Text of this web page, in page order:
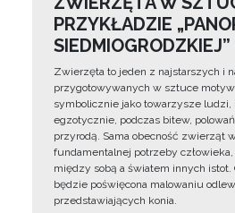
PRZYKŁADZIE
Zwierzęta to jeden z najstarszych i
przygotowywanych w sztuce
symbolicznie jako towarzysze ludzi,
egzotycznie, podczas bitew,
przyrodą. Sama obecność zwierząt
fundamentalnej potrzeby
między sobą a światem innych
będzie poświęcona malowaniu
przedstawiających konia.